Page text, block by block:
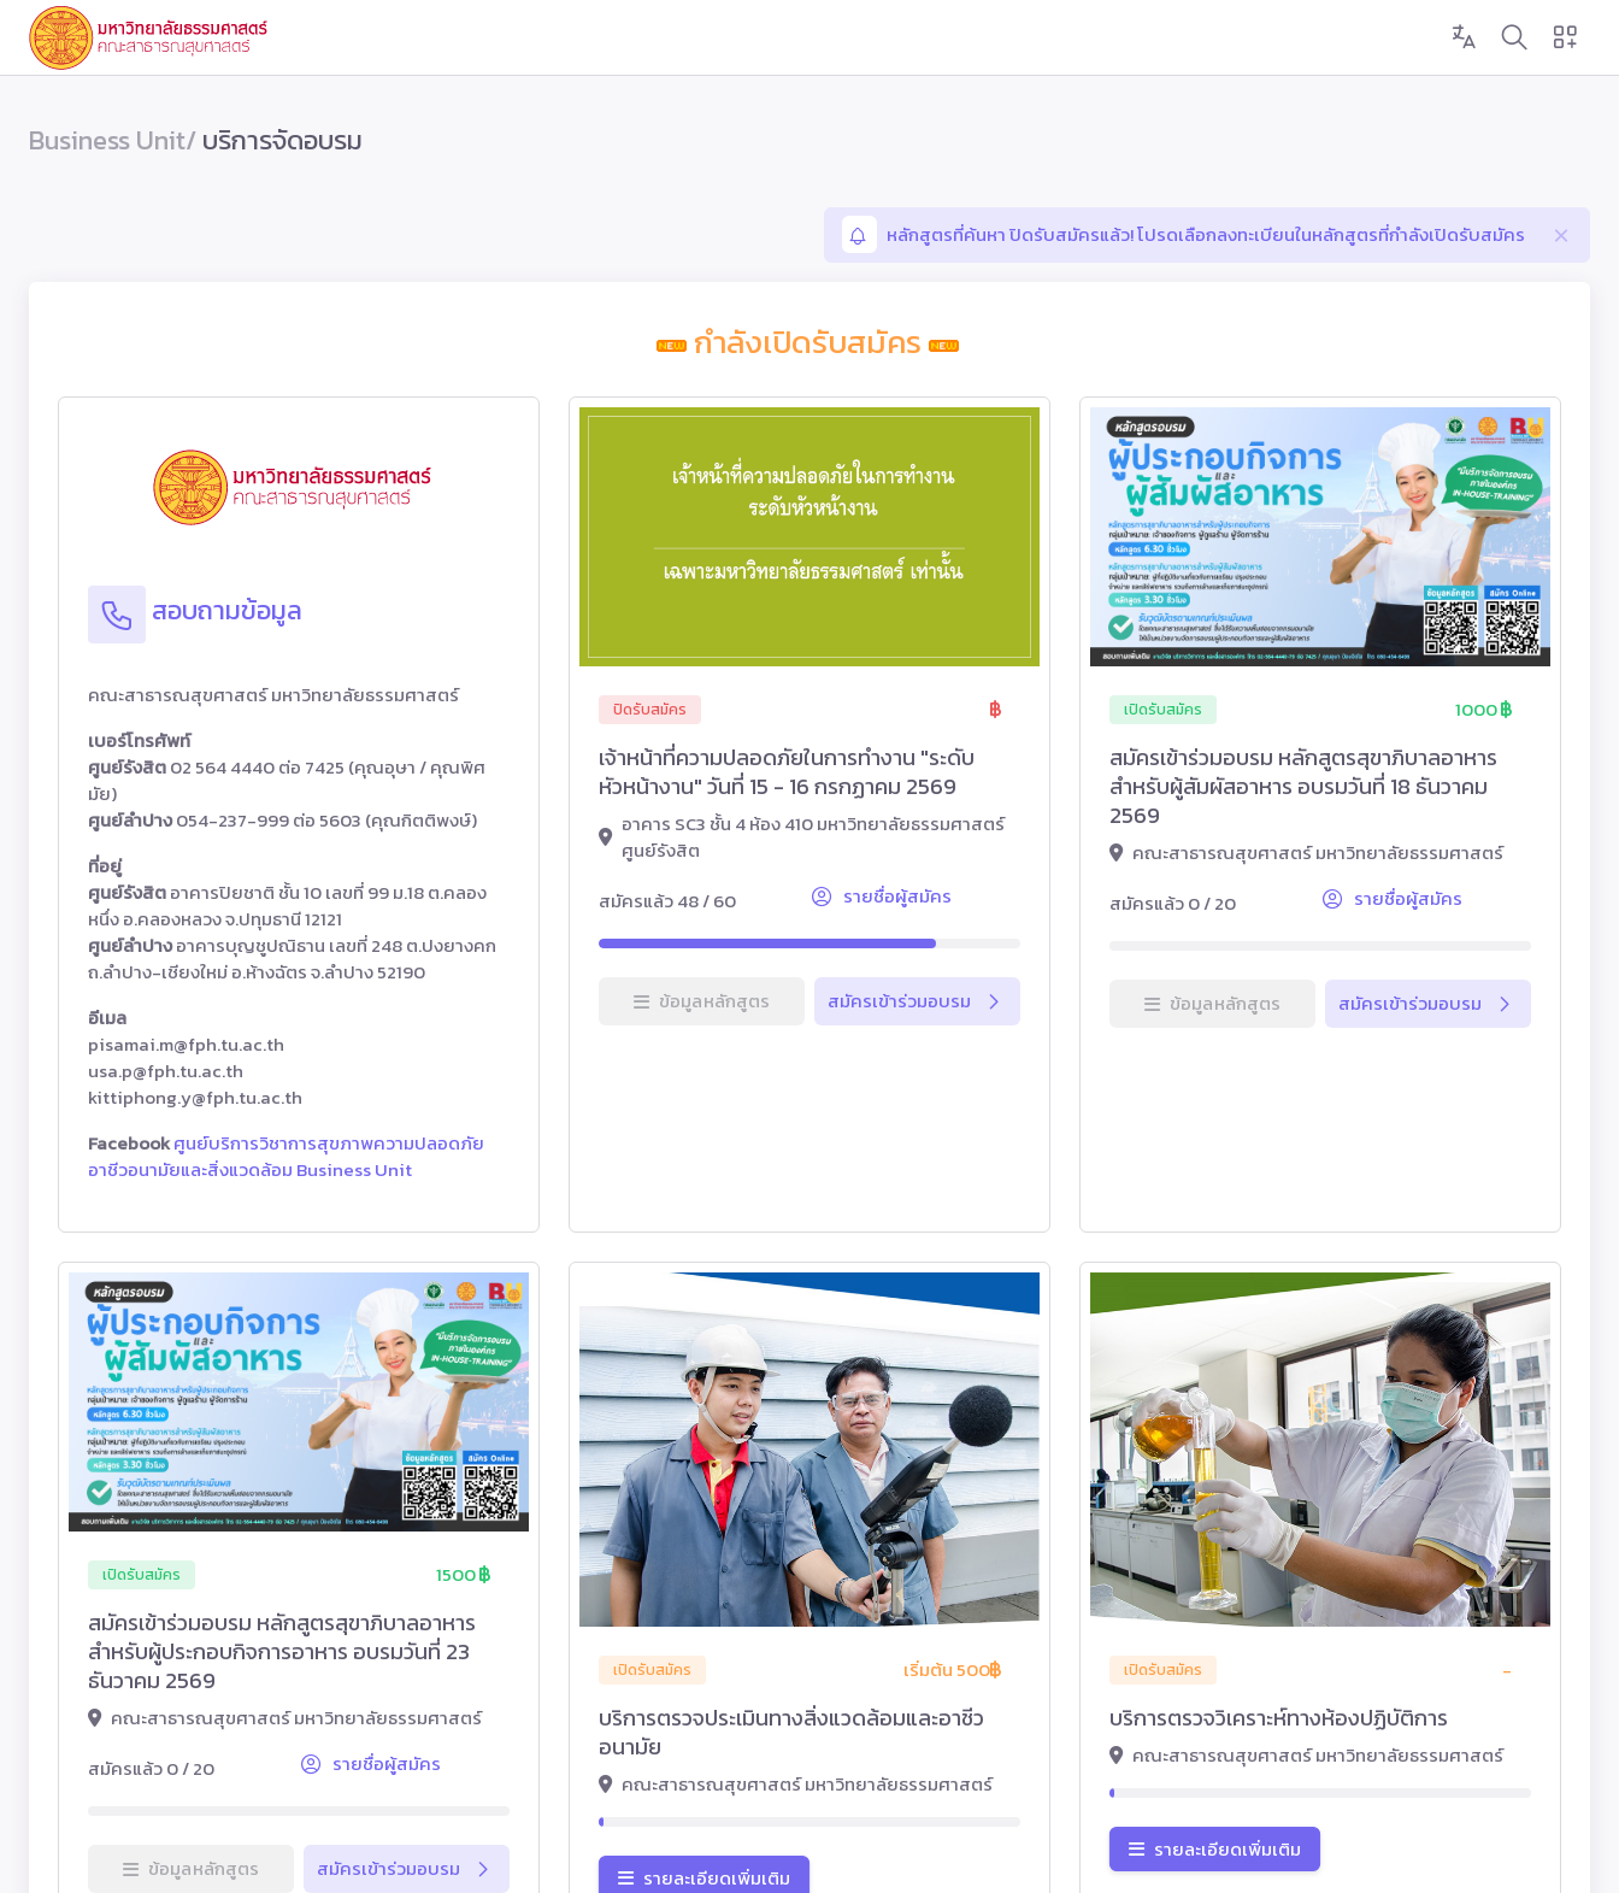
Business Unit/บริการจัดอบรม
หลักสูตรที่ค้นหา ปิดรับสมัครแล้ว! โปรดเลือกลงทะเบียนในหลักสูตรที่กำลังเปิดรับสมัคร
กำลังเปิดรับสมัคร
สอบถามข้อมูล
คณะสาธารณสุขศาสตร์ มหาวิทยาลัยธรรมศาสตร์
เบอร์โทรศัพท์
ศูนย์รังสิต02 564 4440 ต่อ 7425 (คุณอุษา / คุณพิศ
มัย)
ศูนย์ลำปาง054-237-999 ต่อ 5603 (คุณกิตติพงษ์)
ที่อยู่
ศูนย์รังสิตอาคารปิยชาติ ชั้น 10 เลขที่ 99 ม.18 ต.คลอง
หนึ่ง อ.คลองหลวง จ.ปทุมธานี 12121
ศูนย์ลำปางอาคารบุญชูปณิธาน เลขที่ 248 ต.ปงยางคก
ถ.ลำปาง-เชียงใหม่ อ.ห้างฉัตร จ.ลำปาง 52190
อีเมล
pisamai.m@fph.tu.ac.th
usa.p@fph.tu.ac.th
kittiphong.y@fph.tu.ac.th
Facebookศูนย์บริการวิชาการสุขภาพความปลอดภัย
อาชีวอนามัยและสิ่งแวดล้อม Business Unit
ปิดรับสมัคร
เจ้าหน้าที่ความปลอดภัยในการทำงาน "ระดับ
หัวหน้างาน" วันที่ 15 - 16 กรกฏาคม 2569
อาคาร SC3 ชั้น 4 ห้อง 410 มหาวิทยาลัยธรรมศาสตร์
ศูนย์รังสิต
สมัครแล้ว 48 / 60
รายชื่อผู้สมัคร
ข้อมูลหลักสูตร สมัครเข้าร่วมอบรม
เปิดรับสมัคร 1000
สมัครเข้าร่วมอบรม หลักสูตรสุขาภิบาลอาหาร
สำหรับผู้สัมผัสอาหาร อบรมวันที่ 18 ธันวาคม
2569
คณะสาธารณสุขศาสตร์ มหาวิทยาลัยธรรมศาสตร์
สมัครแล้ว 0 / 20
รายชื่อผู้สมัคร
ข้อมูลหลักสูตร สมัครเข้าร่วมอบรม
เปิดรับสมัคร 1500
สมัครเข้าร่วมอบรม หลักสูตรสุขาภิบาลอาหาร
สำหรับผู้ประกอบกิจการอาหาร อบรมวันที่ 23
ธันวาคม 2569
คณะสาธารณสุขศาสตร์ มหาวิทยาลัยธรรมศาสตร์
สมัครแล้ว 0 / 20
รายชื่อผู้สมัคร
ข้อมูลหลักสูตร สมัครเข้าร่วมอบรม
เปิดรับสมัคร เริ่มต้น 500
บริการตรวจประเมินทางสิ่งแวดล้อมและอาชีว
อนามัย
คณะสาธารณสุขศาสตร์ มหาวิทยาลัยธรรมศาสตร์
รายละเอียดเพิ่มเติม
เปิดรับสมัคร -
บริการตรวจวิเคราะห์ทางห้องปฏิบัติการ
คณะสาธารณสุขศาสตร์ มหาวิทยาลัยธรรมศาสตร์
รายละเอียดเพิ่มเติม